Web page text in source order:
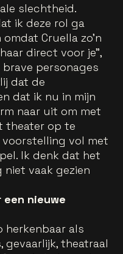
slechtheid.
ik deze rol ga
Cruella zo’n
direct voor je",
personages
dat de
dat ik nu in mijn
naar uit om met
theater op te
vol met
Ik denk dat het
niet vaak gezien
nieuwe
herkenbaar als
gevaarlijk, theatraal